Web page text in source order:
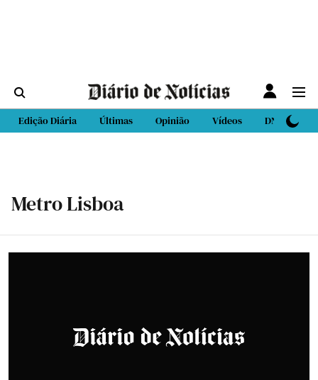
Edição Diária Últimas Opinião Vídeos DN Sport
Metro Lisboa